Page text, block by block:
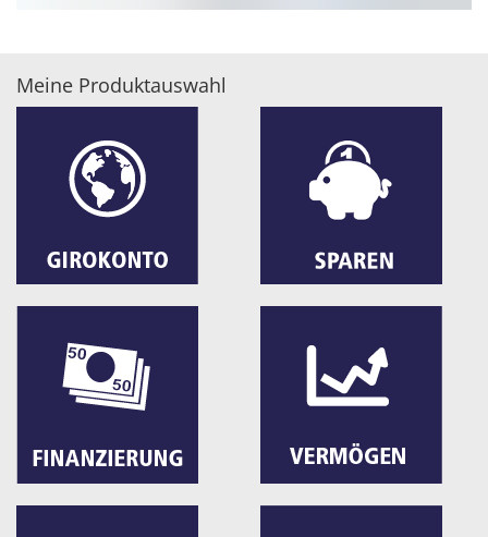
Meine Produktauswahl